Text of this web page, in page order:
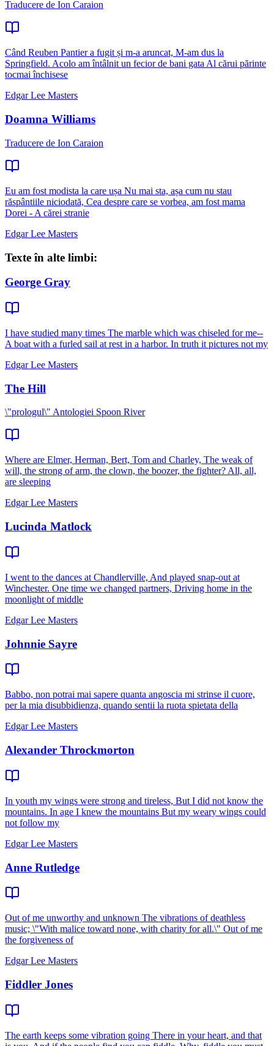
Traducere de Ion Caraion
Când Reuben Pantier a fugit și m-a aruncat, M-am dus la
Springfield. Acolo am întâlnit un fecior de bani gata Al cărui părinte
tocmai închisese
Edgar Lee Masters
Doamna Williams
Traducere de Ion Caraion
Eu am fost modista la care ușa Nu mai sta, așa cum nu stau
răspântiile niciodată, Cea despre care se vorbea, am fost mama
Dorei - A cărei stranie
Edgar Lee Masters
Texte în alte limbi:
George Gray
I have studied many times The marble which was chiseled for me--
A boat with a furled sail at rest in a harbor. In truth it pictures not my
Edgar Lee Masters
The Hill
\"prologul\" Antologiei Spoon River
Where are Elmer, Herman, Bert, Tom and Charley, The weak of
will, the strong of arm, the clown, the boozer, the fighter? All, all,
are sleeping
Edgar Lee Masters
Lucinda Matlock
I went to the dances at Chandlerville, And played snap-out at
Winchester. One time we changed partners, Driving home in the
moonlight of middle
Edgar Lee Masters
Johnnie Sayre
Babbo, non potrai mai sapere quanta angoscia mi strinse il cuore,
per la mia disubbidienza, quando sentii la ruota spietata della
Edgar Lee Masters
Alexander Throckmorton
In youth my wings were strong and tireless, But I did not know the
mountains. In age I knew the mountains But my weary wings could
not follow my
Edgar Lee Masters
Anne Rutledge
Out of me unworthy and unknown The vibrations of deathless
music; \"With malice toward none, with charity for all.\" Out of me
the forgiveness of
Edgar Lee Masters
Fiddler Jones
The earth keeps some vibration going There in your heart, and that